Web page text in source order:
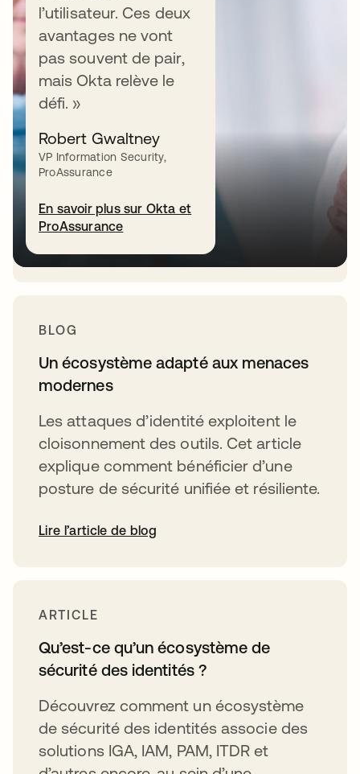
l’utilisateur. Ces deux
avantages ne vont
pas souvent de pair,
mais Okta relève le
défi. »
Robert Gwaltney
VP Information Security,
ProAssurance
En savoir plus sur Okta et
ProAssurance
VIDÉO
Le point de vue de Todd McKinnon :
pourquoi la sécurité des identités est
indispensable avec l’IA
pourquoi un écosystème unifié est
essentiel pour sécuriser les identités
humaines, non humaines et les agents.
BLOG
Un écosystème adapté aux menaces
modernes
Les attaques d’identité exploitent le
cloisonnement des outils. Cet article
explique comment bénéficier d’une
posture de sécurité unifiée et résiliente.
Lire l’article de blog
ARTICLE
Qu’est-ce qu’un écosystème de
sécurité des identités ?
Découvrez comment un écosystème
de sécurité des identités associe des
solutions IGA, IAM, PAM, ITDR et